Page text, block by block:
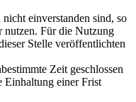
einverstanden sind, so
nutzen. Für die Nutzung
Stelle veröffentlichten
Zeit geschlossen
Einhaltung einer Frist